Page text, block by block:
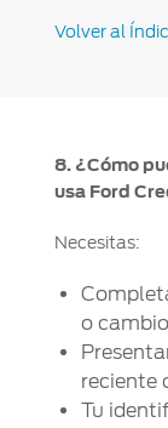
Volver al
8. ¿Cómo
usa Ford
Necesitas:
o
reciente
Tu